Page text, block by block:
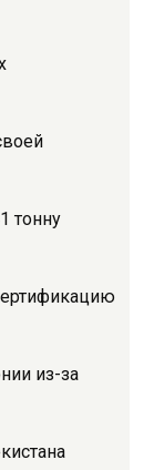
тонну
из-за